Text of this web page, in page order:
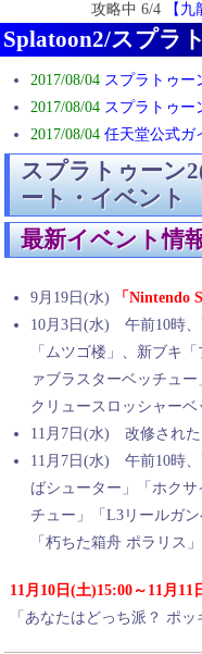
攻略中 6/4
【
Splatoon2/スプラ
2017/08/04 スプラトゥー
2017/08/04 スプラトゥー
2017/08/04 任天堂公式ガ
スプラトゥーン
ート・イベント
最新イベント情
9月19日(水)
「Nintendo
10月3日(水) 午前10時、
「ムツゴ楼」、新ブキ
ァブラスターベッチュ
クリュースロッシャー
11月7日(水) 改修された
11月7日(水) 午前10時、
ばシューター」「ホク
チュー」「L3リールガ
「朽ちた箱舟 ポラリス
11月10日(土)15:00～11月
「あなたはどっち派？ ポ